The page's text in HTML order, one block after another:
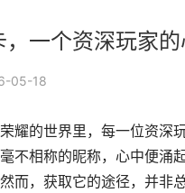
一个资深玩家
05-18
耀的世界里，每一位资深
不相称的昵称，心中便涌
而，获取它的途径，并非